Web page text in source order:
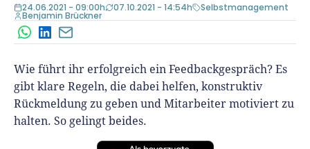
Über 500 Geschäftsideen
Bin ich ein Gründer?
Geschäftsmodell entwickeln
Businessplan schreiben
Businessplan-Vorlage & Muster
Gründen
Rechtsform wählen
UG gründen
Wachsen
6 Tipps zum Start
Finanzieren
24.06.2021 - 09:00h 07.10.2021 - 14:54h Selbstmanagement
Benjamin Brückner
WhatsApp
LinkedIn
E-Mail
Wie führt ihr erfolgreich ein Feedbackgespräch? Es
gibt klare Regeln, die dabei helfen, konstruktiv
Rückmeldung zu geben und Mitarbeiter motiviert zu
halten. So gelingt beides.